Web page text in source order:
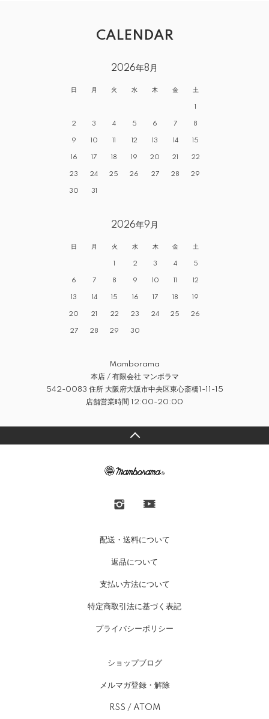
CALENDAR
2026年8月
日 月 火 水 木 金 土
1
2 3 4 5 6 7 8
9 10 11 12 13 14 15
16 17 18 19 20 21 22
23 24 25 26 27 28 29
30 31
2026年9月
日 月 火 水 木 金 土
1 2 3 4 5
6 7 8 9 10 11 12
13 14 15 16 17 18 19
20 21 22 23 24 25 26
27 28 29 30
Mamborama
本店 / 有限会社 マンボラマ
542-0083 住所 大阪府大阪市中央区東心斎橋1-11-15
店舗営業時間 12:00-20:00
配送・送料について
返品について
支払い方法について
特定商取引法に基づく表記
プライバシーポリシー
ショップブログ
メルマガ登録・解除
RSS / ATOM